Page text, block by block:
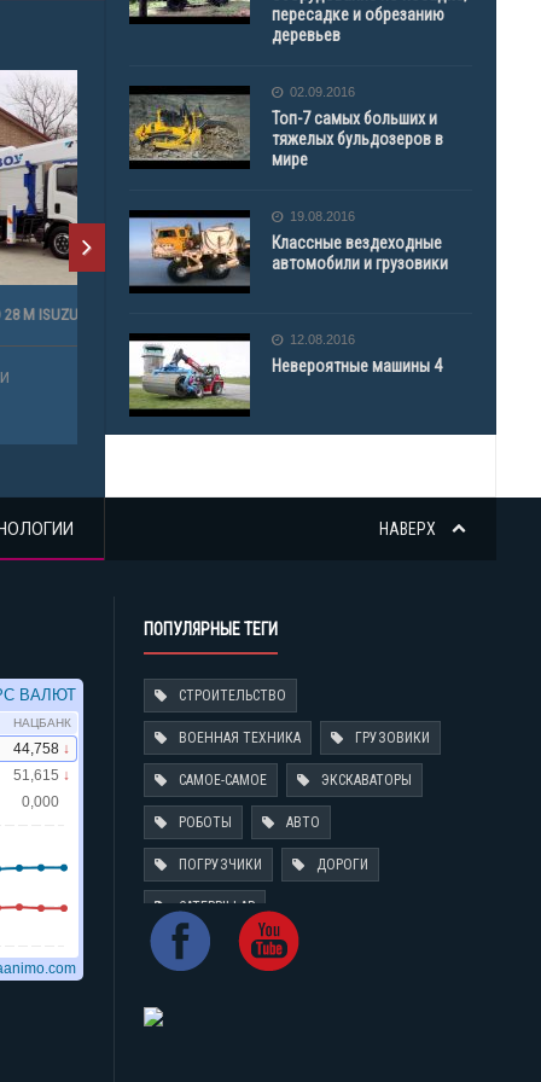
пересадке и обрезанию
деревьев
02.09.2016
Топ-7 самых больших и
тяжелых бульдозеров в
мире
19.08.2016
Классные вездеходные
автомобили и грузовики
12.08.2016
Невероятные машины 4
НАВЕРХ
ПОПУЛЯРНЫЕ ТЕГИ
СТРОИТЕЛЬСТВО
ВОЕННАЯ ТЕХНИКА ГРУЗОВИКИ
САМОЕ-САМОЕ ЭКСКАВАТОРЫ
РОБОТЫ АВТО
ПОГРУЗЧИКИ ДОРОГИ
CATERPILLAR